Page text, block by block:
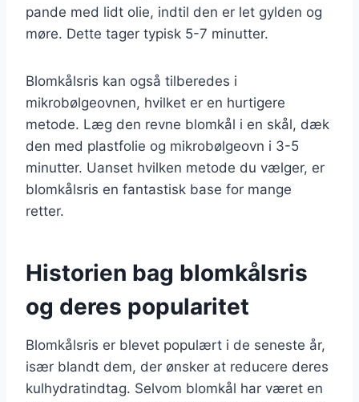
pande med lidt olie, indtil den er let gylden og
møre. Dette tager typisk 5-7 minutter.
Blomkålsris kan også tilberedes i
mikrobølgeovnen, hvilket er en hurtigere
metode. Læg den revne blomkål i en skål, dæk
den med plastfolie og mikrobølgeovn i 3-5
minutter. Uanset hvilken metode du vælger, er
blomkålsris en fantastisk base for mange
retter.
Historien bag blomkålsris
og deres popularitet
Blomkålsris er blevet populært i de seneste år,
især blandt dem, der ønsker at reducere deres
kulhydratindtag. Selvom blomkål har været en